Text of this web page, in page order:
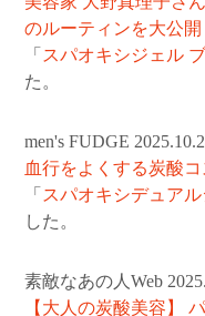
初めての方へ
Dr.MEDIONについて
サービス・キャンペーン
定期便のご案内
ギフトラッピング
のルーティンを大公開
「 スパオキシジェル
た。
men's FUDGE
血行をよくする炭酸コ
「 スパオキシデュア
した。
素敵なあの人Web
【大人の炭酸美容】